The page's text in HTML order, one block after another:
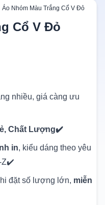
Áo Nhóm Màu Trắng Cổ V Đỏ
Cổ V Đỏ
nhiều, giá càng ưu
Chất Lượng✔️
in, kiểu dáng theo yêu
Z✔️
đặt số lượng lớn, miễn